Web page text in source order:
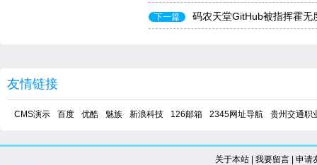
下一篇 码农天堂GitHub被指挥霍
友情链接
CMS演示 百度 优酷 魅族 新浪科技 126邮箱 2345网址导航 贵州交通职
关于本站| 我要留言| 申请